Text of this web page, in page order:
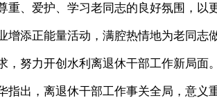
重、爱护、学习老同志的良好氛围，
增添正能量活动，满腔热情地为老同
，努力开创水利离退休干部工作新局面
出，离退休干部工作事关全局，意义